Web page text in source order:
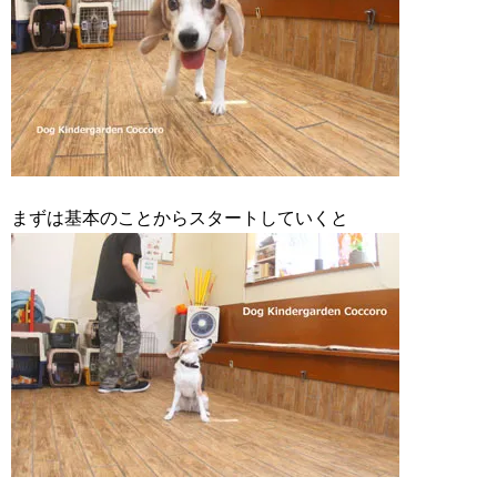
まずは基本のことからスタートしていくと